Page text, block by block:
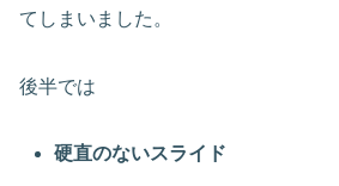
てしまいました。
後半では
硬直のないスライド